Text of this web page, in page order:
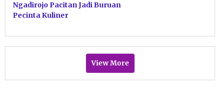
Ngadirojo Pacitan Jadi Buruan
Pecinta Kuliner
View More